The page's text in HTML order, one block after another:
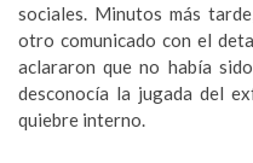
sociales. Minutos más
otro comunicado con el
aclararon que no había
desconocía la jugada del
quiebre interno.